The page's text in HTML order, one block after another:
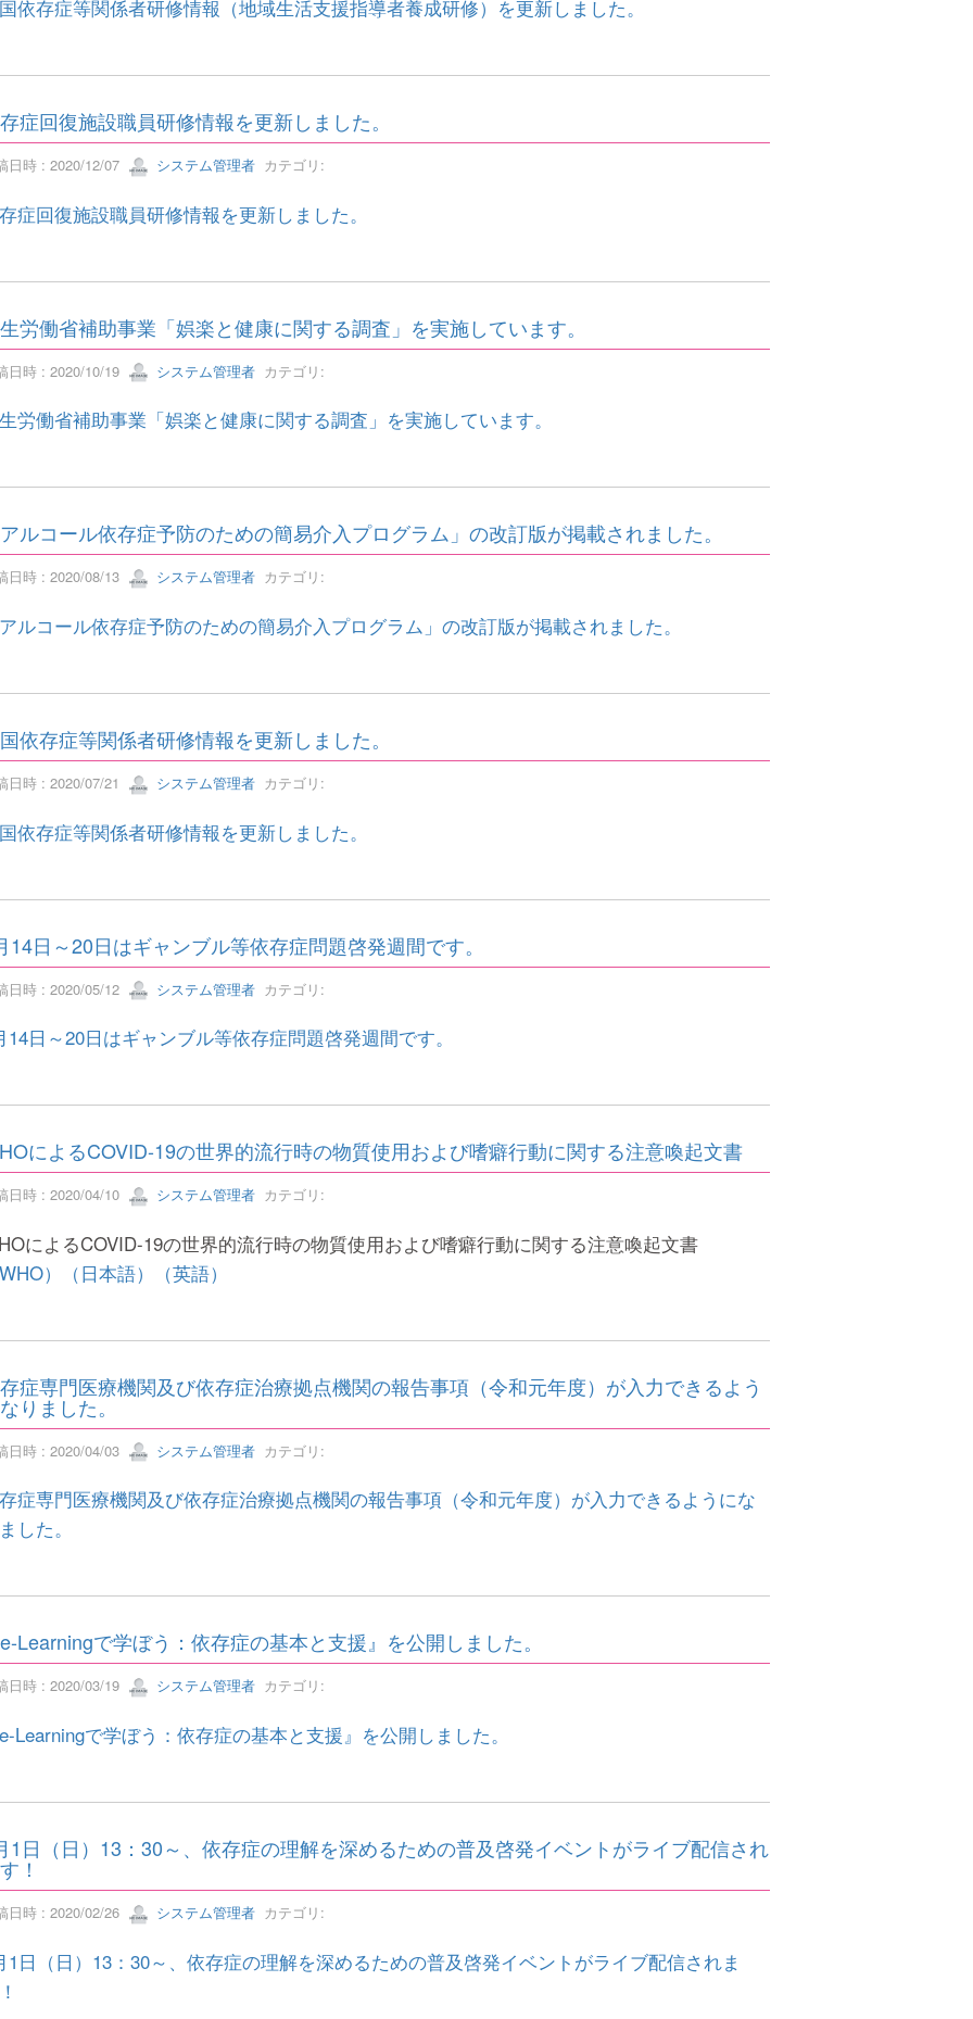
依存症等関係者研修情報（地域生活支援指導者養成研修）を更新しました。
症回復施設職員研修情報を更新しました。
日時 : 2020/12/07 システム管理者カテゴリ:
症回復施設職員研修情報を更新しました。
労働省補助事業「娯楽と健康に関する調査」を実施しています。
日時 : 2020/10/19 システム管理者カテゴリ:
労働省補助事業「娯楽と健康に関する調査」を実施しています。
アルコール依存症予防のための簡易介入プログラム」の改訂版が掲載されました。
日時 : 2020/08/13 システム管理者カテゴリ:
アルコール依存症予防のための簡易介入プログラム」の改訂版が掲載されました。
依存症等関係者研修情報を更新しました。
日時 : 2020/07/21 システム管理者カテゴリ:
依存症等関係者研修情報を更新しました。
14日～20日はギャンブル等依存症問題啓発週間です。
日時 : 2020/05/12 システム管理者カテゴリ:
14日～20日はギャンブル等依存症問題啓発週間です。
によるCOVID-19の世界的流行時の物質使用および嗜癖行動に関する注意喚起文書
日時 : 2020/04/10 システム管理者カテゴリ:
によるCOVID-19の世界的流行時の物質使用および嗜癖行動に関する注意喚起文書
WHO）
（日本語） （英語）
症専門医療機関及び依存症治療拠点機関の報告事項（令和元年度）が入力できるよう
りました。
日時 : 2020/04/03 システム管理者カテゴリ:
症専門医療機関及び依存症治療拠点機関の報告事項（令和元年度）が入力できるようにな
した。
e-Learningで学ぼう：依存症の基本と支援』を公開しました。
日時 : 2020/03/19 システム管理者カテゴリ:
e-Learningで学ぼう：依存症の基本と支援』を公開しました。
1日（日）13：30～、依存症の理解を深めるための普及啓発イベントがライブ配信され
！
日時 : 2020/02/26 システム管理者カテゴリ:
1日（日）13：30～、依存症の理解を深めるための普及啓発イベントがライブ配信されま